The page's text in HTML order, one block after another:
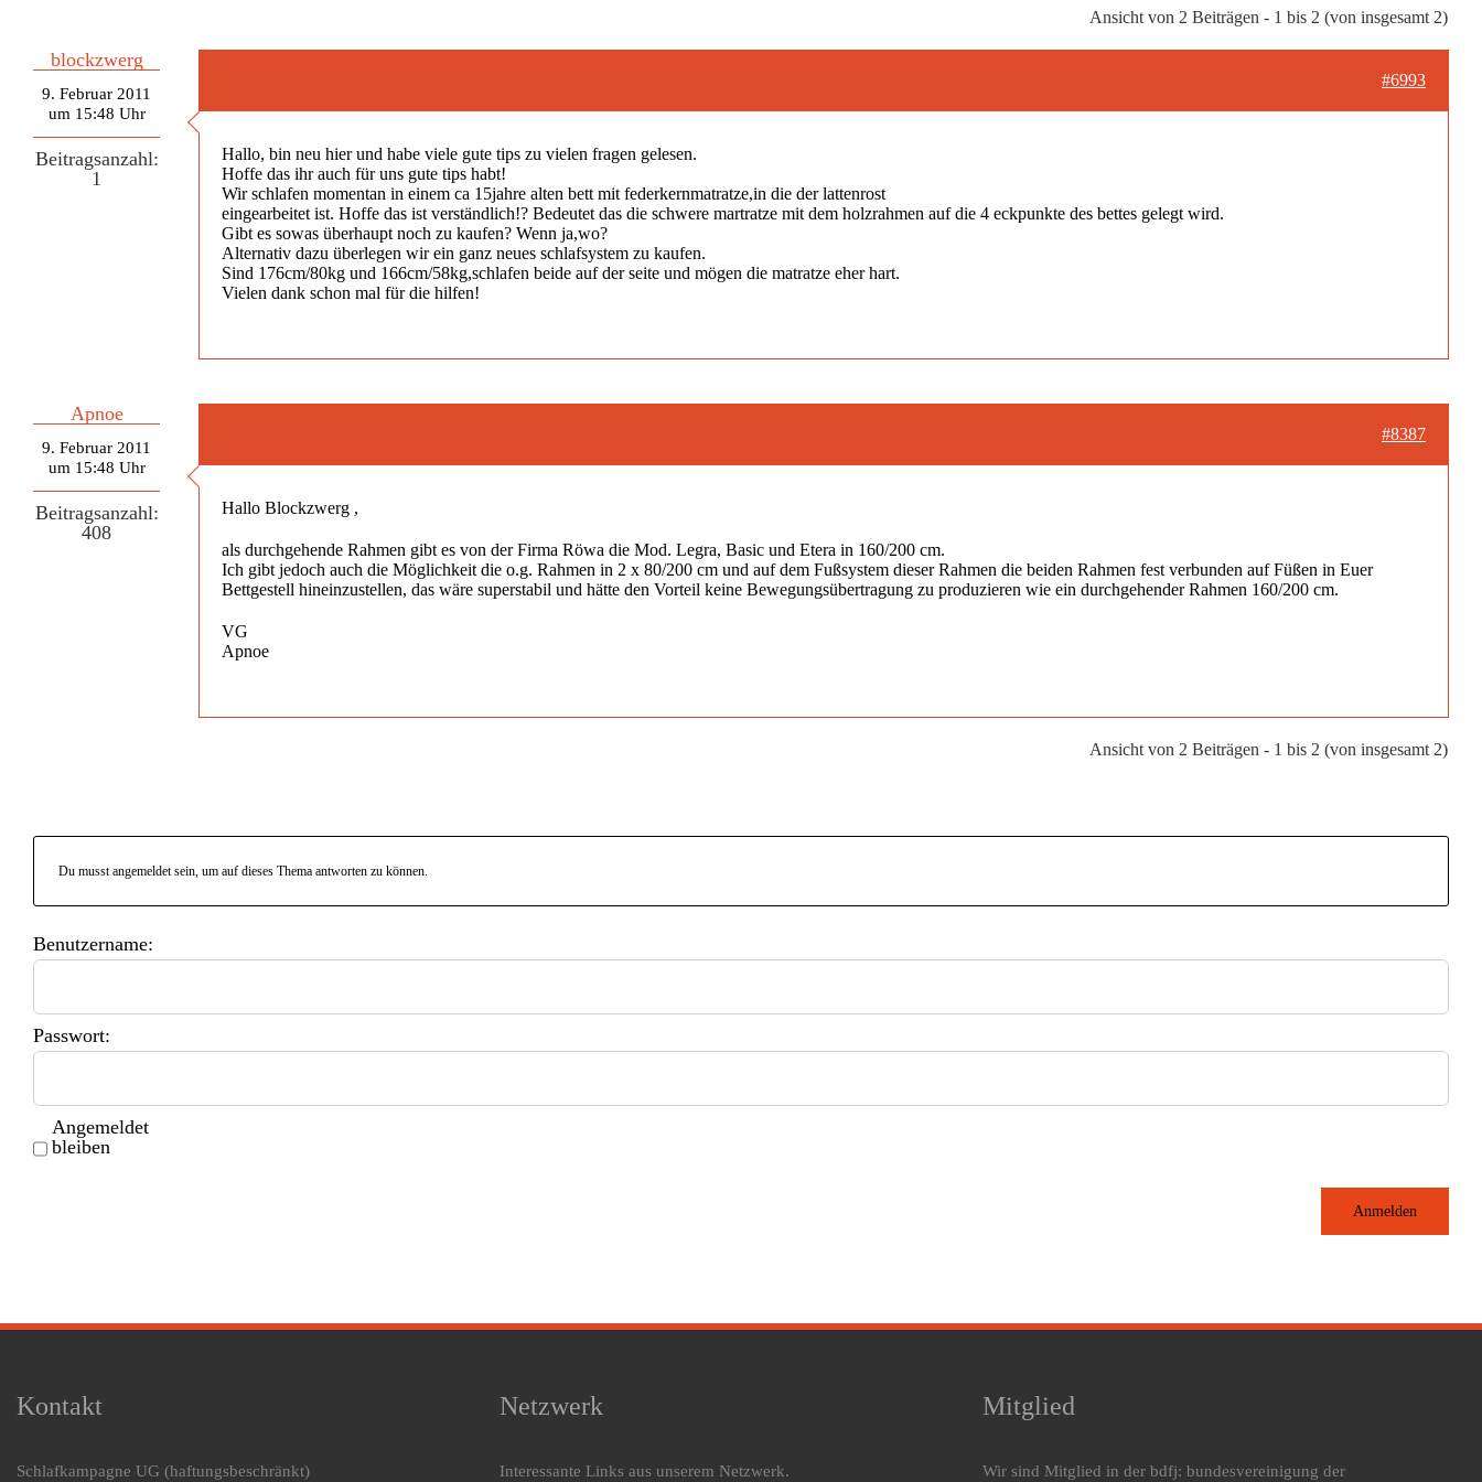
Ansicht von 2 Beiträgen - 1 bis 2 (von insgesamt 2)
blockzwerg
9. Februar 2011
um 15:48 Uhr
Beitragsanzahl:
1
#6993
Hallo, bin neu hier und habe viele gute tips zu vielen fragen gelesen.
Hoffe das ihr auch für uns gute tips habt!
Wir schlafen momentan in einem ca 15jahre alten bett mit federkernmatratze,in die der lattenrost
eingearbeitet ist. Hoffe das ist verständlich!? Bedeutet das die schwere martratze mit dem holzrahmen auf die 4 eckpunkte des bettes gelegt wird.
Gibt es sowas überhaupt noch zu kaufen? Wenn ja,wo?
Alternativ dazu überlegen wir ein ganz neues schlafsystem zu kaufen.
Sind 176cm/80kg und 166cm/58kg,schlafen beide auf der seite und mögen die matratze eher hart.
Vielen dank schon mal für die hilfen!
Apnoe
9. Februar 2011
um 15:48 Uhr
Beitragsanzahl:
408
#8387
Hallo Blockzwerg ,
als durchgehende Rahmen gibt es von der Firma Röwa die Mod. Legra, Basic und Etera in 160/200 cm.
Ich gibt jedoch auch die Möglichkeit die o.g. Rahmen in 2 x 80/200 cm und auf dem Fußsystem dieser Rahmen die beiden Rahmen fest verbunden auf Füßen in Euer
Bettgestell hineinzustellen, das wäre superstabil und hätte den Vorteil keine Bewegungsübertragung zu produzieren wie ein durchgehender Rahmen 160/200 cm.
VG
Apnoe
Ansicht von 2 Beiträgen - 1 bis 2 (von insgesamt 2)
Du musst angemeldet sein, um auf dieses Thema antworten zu können.
Benutzername:
Passwort:
Angemeldet
bleiben
Anmelden
Kontakt
Schlafkampagne UG (haftungsbeschränkt)
Netzwerk
Interessante Links aus unserem Netzwerk.
Mitglied
Wir sind Mitglied in der bdfj: bundesvereinigung der